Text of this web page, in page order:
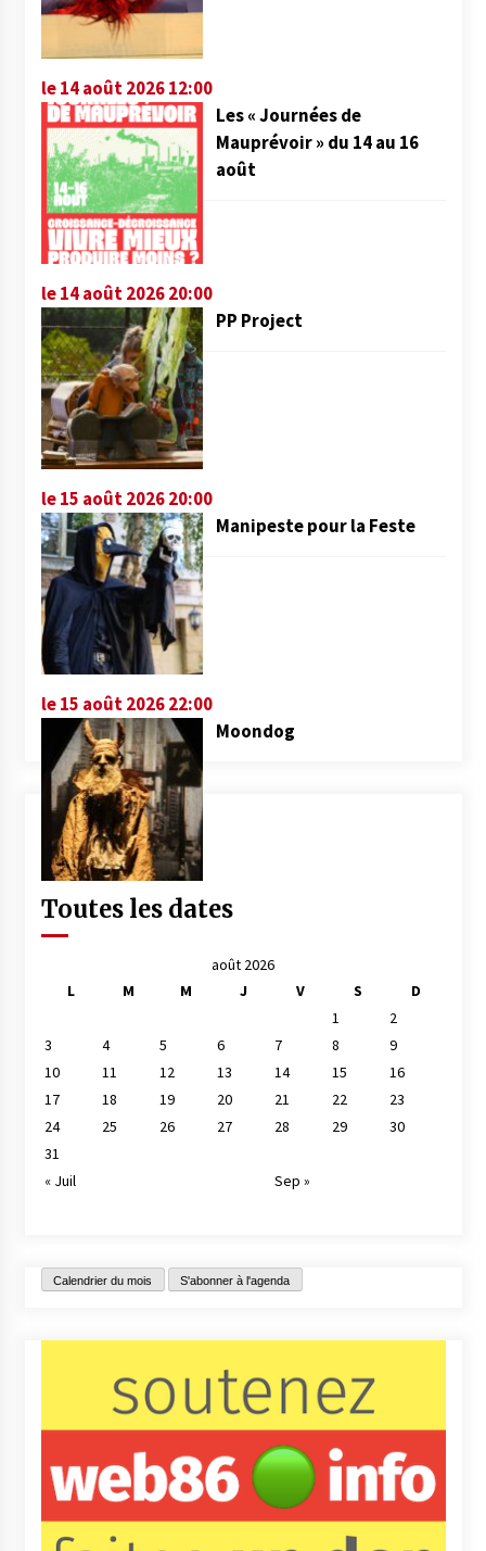
le 14 août 2026 12:00
Les « Journées de
Mauprévoir » du 14 au 16
août
le 14 août 2026 20:00
PP Project
le 15 août 2026 20:00
Manipeste pour la Feste
le 15 août 2026 22:00
Moondog
Toutes les dates
août 2026
L
M M J V S
D
1
2
3
4 5 6 7 8
9
10
11 12 13 14 15
16
17
18 19 20 21 22
23
24
25 26 27 28 29
30
31
« Juil
Sep »
Calendrier du mois S'abonner à l'agenda